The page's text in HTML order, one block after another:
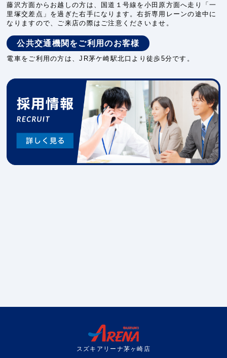
藤沢方面からお越しの方は、国道１号線を小田原方面へ走り「一
里塚交差点」を過ぎた右手になります。右折専用レーンの途中に
なりますので、ご来店の際はご注意くださいませ。
公共交通機関をご利用のお客様
電車をご利用の方は、JR茅ケ崎駅北口より徒歩5分です。
スズキアリーナ茅ヶ崎店